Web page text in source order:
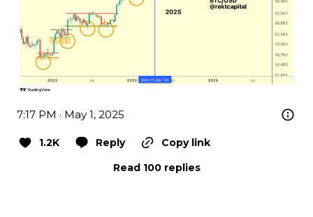
7:17 PM · May 1, 2025
1.2K Reply
Copy link
Read 100 replies